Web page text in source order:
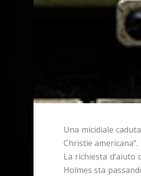
Una micidiale
Christie americana”.
La richiesta
Holmes sta